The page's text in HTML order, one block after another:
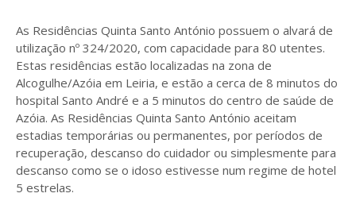
As Residências Quinta Santo António possuem o alvará de
utilização nº 324/2020, com capacidade para 80 utentes.
Estas residências estão localizadas na zona de
Alcogulhe/Azóia em Leiria, e estão a cerca de 8 minutos do
hospital Santo André e a 5 minutos do centro de saúde de
Azóia. As Residências Quinta Santo António aceitam
estadias temporárias ou permanentes, por períodos de
recuperação, descanso do cuidador ou simplesmente para
descanso como se o idoso estivesse num regime de hotel
5 estrelas.